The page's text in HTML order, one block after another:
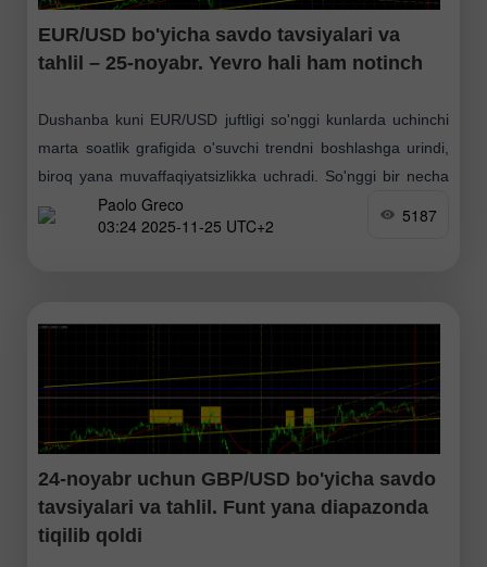
EUR/USD bo'yicha savdo tavsiyalari va
tahlil – 25-noyabr. Yevro hali ham notinch
Dushanba kuni EUR/USD juftligi so'nggi kunlarda uchinchi
marta soatlik grafigida o'suvchi trendni boshlashga urindi,
biroq yana muvaffaqiyatsizlikka uchradi. So'nggi bir necha
kun davomida yevro deyarli muhim chiziq ostida yana
Paolo Greco
03:24 2025-11-25 UTC+2
5187
24-noyabr uchun GBP/USD bo'yicha savdo
tavsiyalari va tahlil. Funt yana diapazonda
tiqilib qoldi